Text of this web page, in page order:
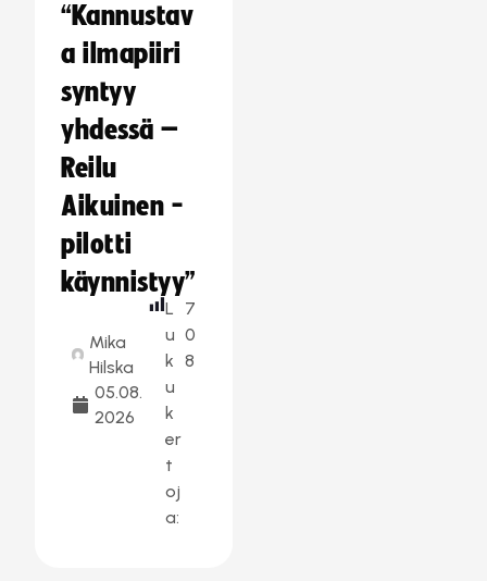
“Kannustav
a ilmapiiri
syntyy
yhdessä –
Reilu
Aikuinen -
pilotti
käynnistyy”
Mika
Hilska
05.08.
2026
L
u
k
u
k
er
t
oj
a:
7
0
8